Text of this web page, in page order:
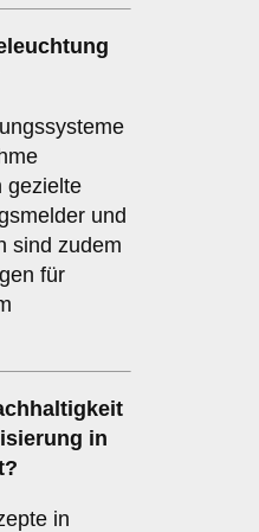
gezielte
und
sind zudem
für
in
in